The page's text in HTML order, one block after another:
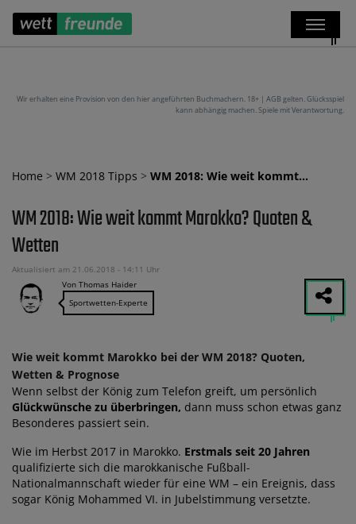
Wir erhalten eine Provision von den hier angeführten Buchmachern. 18+ | AGB gelten. Glücksspiel
kann abhängig machen. Spiele mit Verantwortung.
Home > WM 2018 Tipps > WM 2018: Wie weit kommt…
WM 2018: Wie weit kommt Marokko? Quoten &
Wetten
Aktualisiert am 21.06.2018 - 14:11 Uhr
Von Thomas Haider
Sportwetten-Experte
Wie weit kommt Marokko bei der WM 2018? Quoten,
Wetten & Prognose
Wenn selbst der König zum Telefon greift, um persönlich
Glückwünsche zu überbringen, dann muss schon etwas ganz
Besonderes passiert sein.
Wie im Herbst 2017 in Marokko. Erstmals seit 20 Jahren
qualifizierte sich die marokkanische Fußball-
Nationalmannschaft wieder für eine WM – ein Ereignis, dass
sogar König Mohammed VI. in Jubelstimmung versetzte.